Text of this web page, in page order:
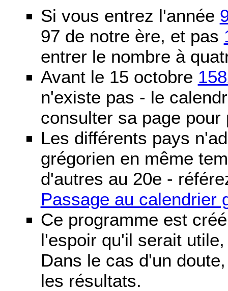
Si vous entrez l'année
97 de notre ère, et pas
entrer le nombre à
Avant le 15 octobre
n'existe pas - le
consulter sa page pour
Les différents pays
grégorien en même
d'autres au 20e -
Passage au calendrier
Ce programme est
l'espoir qu'il serait
Dans le cas d'un
les résultats.